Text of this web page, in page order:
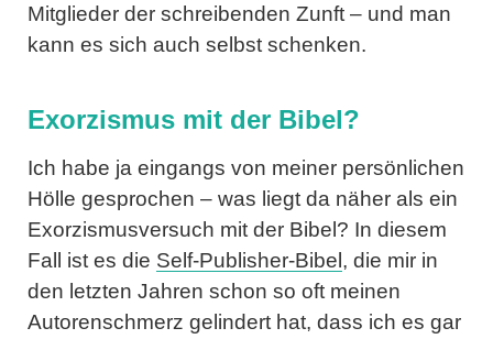
Mitglieder der schreibenden Zunft – und man
kann es sich auch selbst schenken.
Exorzismus mit der Bibel?
Ich habe ja eingangs von meiner persönlichen
Hölle gesprochen – was liegt da näher als ein
Exorzismusversuch mit der Bibel? In diesem
Fall ist es die Self-Publisher-Bibel , die mir in
den letzten Jahren schon so oft meinen
Autorenschmerz gelindert hat, dass ich es gar